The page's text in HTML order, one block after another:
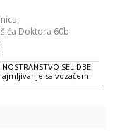
Doktora 60b
SELIDBE
sa vozačem.
Cena od 35 do 45
udobna sedišta
krajnjeg odredišta